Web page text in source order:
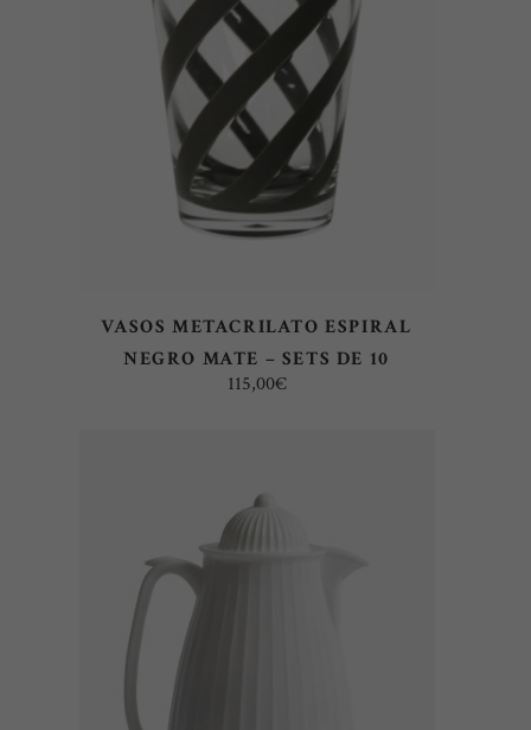
LEER MÁS
VASOS METACRILATO ESPIRAL
NEGRO MATE – SETS DE 10
115,00€